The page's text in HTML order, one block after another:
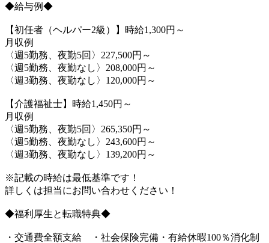
◆給与例◆
【初任者（ヘルパー2級）】時給1,300円～
月収例
〈週5勤務、夜勤5回〉227,500円～
〈週5勤務、夜勤なし〉208,000円～
〈週3勤務、夜勤なし〉120,000円～
【介護福祉士】時給1,450円～
月収例
〈週5勤務、夜勤5回〉265,350円～
〈週5勤務、夜勤なし〉243,600円～
〈週3勤務、夜勤なし〉139,200円～
※記載の時給は最低基準です！
詳しくは担当にお問い合わせください！
◆福利厚生と転職特典◆
・交通費全額支給 ・社会保険完備・有給休暇100％消化制